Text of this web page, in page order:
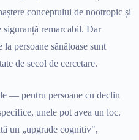
conceptului de nootropic și
remarcabil. Dar
persoane sănătoase sunt
de secol de cercetare.
— pentru persoane cu declin
unele pot avea un loc.
un „upgrade cognitiv",